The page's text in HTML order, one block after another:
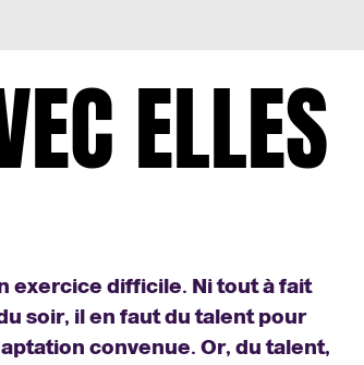
ELLES
exercice difficile. Ni tout à fait
soir, il en faut du talent pour
convenue. Or, du talent,